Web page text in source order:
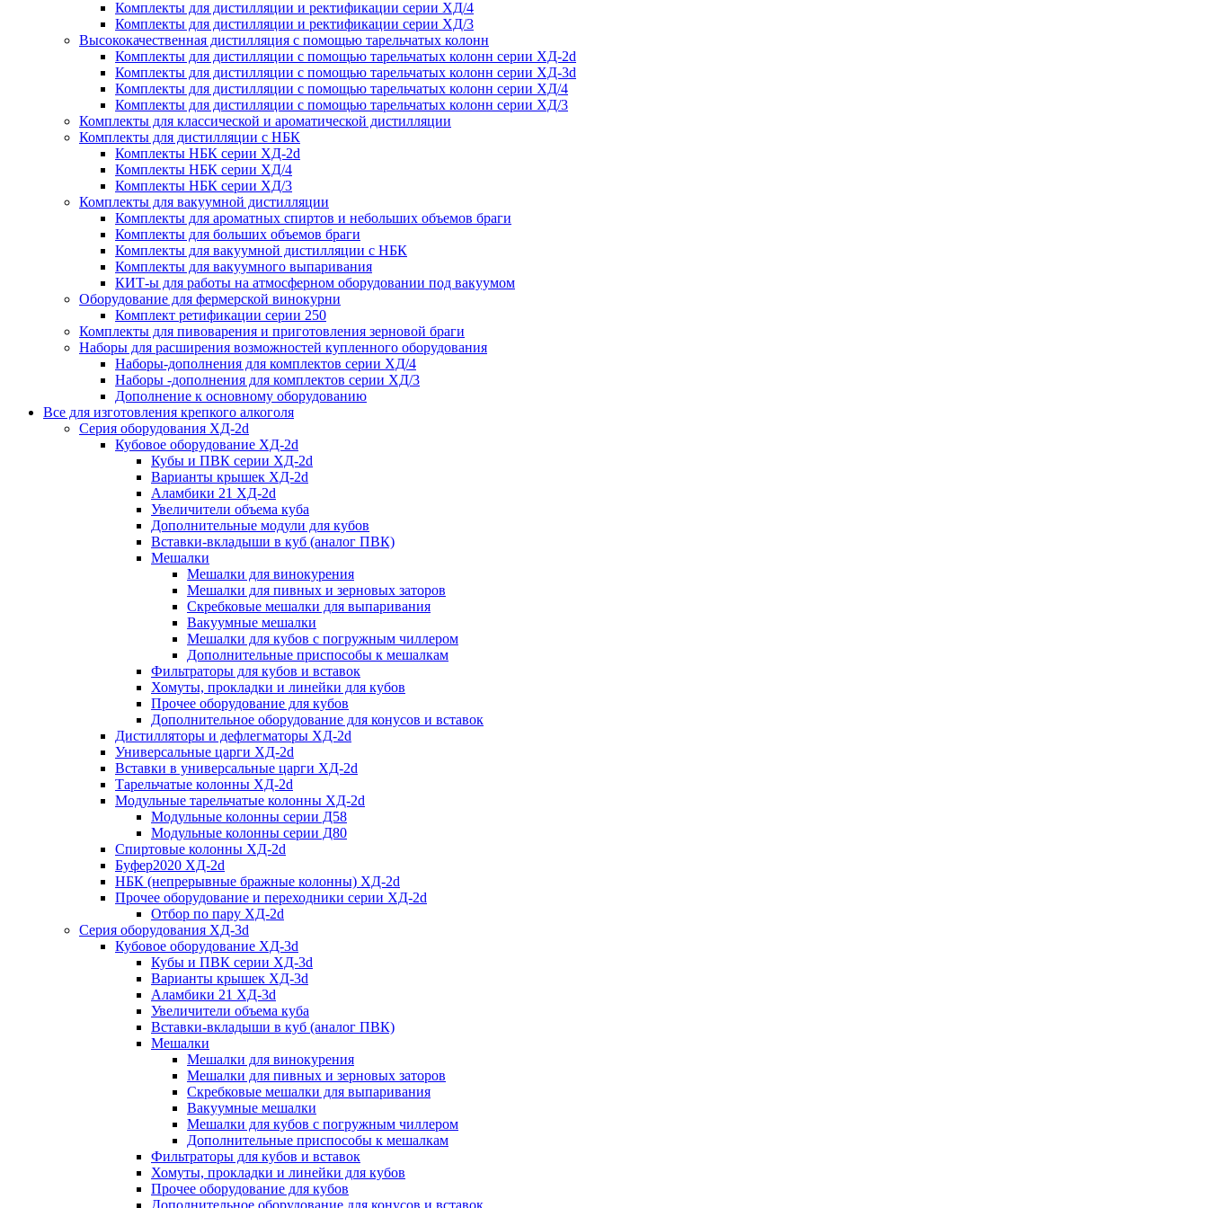
Комплекты для дистилляции и ректификации серии ХД/4
Комплекты для дистилляции и ректификации серии ХД/3
Высококачественная дистилляция с помощью тарельчатых колонн
Комплекты для дистилляции с помощью тарельчатых колонн серии ХД-2d
Комплекты для дистилляции с помощью тарельчатых колонн серии ХД-3d
Комплекты для дистилляции с помощью тарельчатых колонн серии ХД/4
Комплекты для дистилляции с помощью тарельчатых колонн серии ХД/3
Комплекты для классической и ароматической дистилляции
Комплекты для дистилляции с НБК
Комплекты НБК серии ХД-2d
Комплекты НБК серии ХД/4
Комплекты НБК серии ХД/3
Комплекты для вакуумной дистилляции
Комплекты для ароматных спиртов и небольших объемов браги
Комплекты для больших объемов браги
Комплекты для вакуумной дистилляции с НБК
Комплекты для вакуумного выпаривания
КИТ-ы для работы на атмосферном оборудовании под вакуумом
Оборудование для фермерской винокурни
Комплект ретификации серии 250
Комплекты для пивоварения и приготовления зерновой браги
Наборы для расширения возможностей купленного оборудования
Наборы-дополнения для комплектов серии ХД/4
Наборы -дополнения для комплектов серии ХД/3
Дополнение к основному оборудованию
Все для изготовления крепкого алкоголя
Серия оборудования ХД-2d
Кубовое оборудование ХД-2d
Кубы и ПВК серии ХД-2d
Варианты крышек ХД-2d
Аламбики 21 ХД-2d
Увеличители объема куба
Дополнительные модули для кубов
Вставки-вкладыши в куб (аналог ПВК)
Мешалки
Мешалки для винокурения
Мешалки для пивных и зерновых заторов
Скребковые мешалки для выпаривания
Вакуумные мешалки
Мешалки для кубов с погружным чиллером
Дополнительные приспособы к мешалкам
Фильтраторы для кубов и вставок
Хомуты, прокладки и линейки для кубов
Прочее оборудование для кубов
Дополнительное оборудование для конусов и вставок
Дистилляторы и дефлегматоры ХД-2d
Универсальные царги ХД-2d
Вставки в универсальные царги ХД-2d
Тарельчатые колонны ХД-2d
Модульные тарельчатые колонны ХД-2d
Модульные колонны серии Д58
Модульные колонны серии Д80
Спиртовые колонны ХД-2d
Буфер2020 ХД-2d
НБК (непрерывные бражные колонны) ХД-2d
Прочее оборудование и переходники серии ХД-2d
Отбор по пару ХД-2d
Серия оборудования ХД-3d
Кубовое оборудование ХД-3d
Кубы и ПВК серии ХД-3d
Варианты крышек ХД-3d
Аламбики 21 ХД-3d
Увеличители объема куба
Вставки-вкладыши в куб (аналог ПВК)
Мешалки
Мешалки для винокурения
Мешалки для пивных и зерновых заторов
Скребковые мешалки для выпаривания
Вакуумные мешалки
Мешалки для кубов с погружным чиллером
Дополнительные приспособы к мешалкам
Фильтраторы для кубов и вставок
Хомуты, прокладки и линейки для кубов
Прочее оборудование для кубов
Дополнительное оборудование для конусов и вставок